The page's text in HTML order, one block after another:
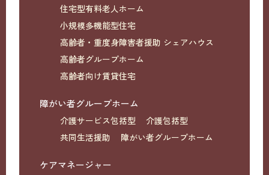
住宅型有料老人ホーム
小規模多機能型住宅
高齢者・重度身障害者援助 シェアハウス
高齢者グループホーム
高齢者向け賃貸住宅
障がい者グループホーム
介護サービス包括型
介護包括型
共同生活援助
障がい者グループホーム
ケアマネージャー